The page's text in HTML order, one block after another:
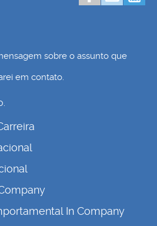
sobre o assunto que
em contato.
In Company